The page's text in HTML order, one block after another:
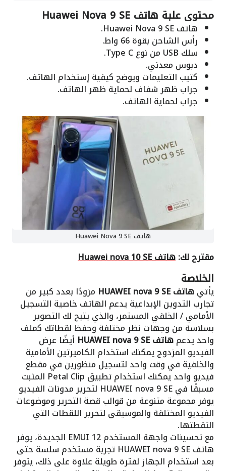
محتوى علبة هاتف Huawei Nova 9 SE
هاتف Huawei Nova 9 SE.
رأس الشاحن بقوة 66 واط.
سلك USB من نوع Type C.
دبوس معدني.
كتيب التعليمات ويوضح كيفية إستخدام الهاتف.
جراب ظهر شفاف لحماية ظهر الهاتف.
جراب لحماية الهاتف.
هاتف Huawei Nova 9 SE
مقترح لك:هاتف Huawei nova 10 SE
الخلاصة
يأتيهاتف HUAWEI nova 9 SE مزودًا بعدد كبير من
تجارب التدوين الإبداعية يدعم الهاتف خاصية التسجيل
الأمامي / الخلفي المستمر، والذي يتيح لك التصوير
بسلاسة من وجهات نظر مختلفة وحفظ لقطاتك كملف
واحد يدعمهاتف HUAWEI nova 9 SE أيضًا عرض
الفيديو المزدوج يمكنك استخدام الكاميرتين الأمامية
والخلفية في وقت واحد لتسجيل منظورين في مقطع
فيديو واحد يمكنك استخدام تطبيق Petal Clip المثبت
مسبقًا في HUAWEI nova 9 SE لتحرير مدونات الفيديو
يوفر مجموعة متنوعة من قوالب قصة التحرير وموضوعات
الفيديو المختلفة والموسيقى لتحرير اللقطات التي
التقطتها.
مع تحسينات واجهة المستخدم EMUI 12 الجديدة، يوفر
هاتف HUAWEI nova 9 SE تجربة مستخدم سلسة حتى
بعد استخدام الجهاز لفترة طويلة علاوة على ذلك، يتوفر